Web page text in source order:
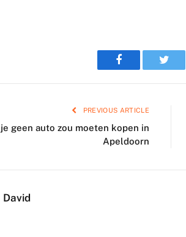
Facebook
PREVIOUS ARTICLE
je geen auto zou moeten kopen in
Apeldoorn
David